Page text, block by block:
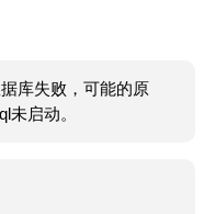
库失败，可能的原
未启动。